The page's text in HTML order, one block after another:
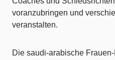
voranzubringen und
veranstalten.
Die saudi-arabische